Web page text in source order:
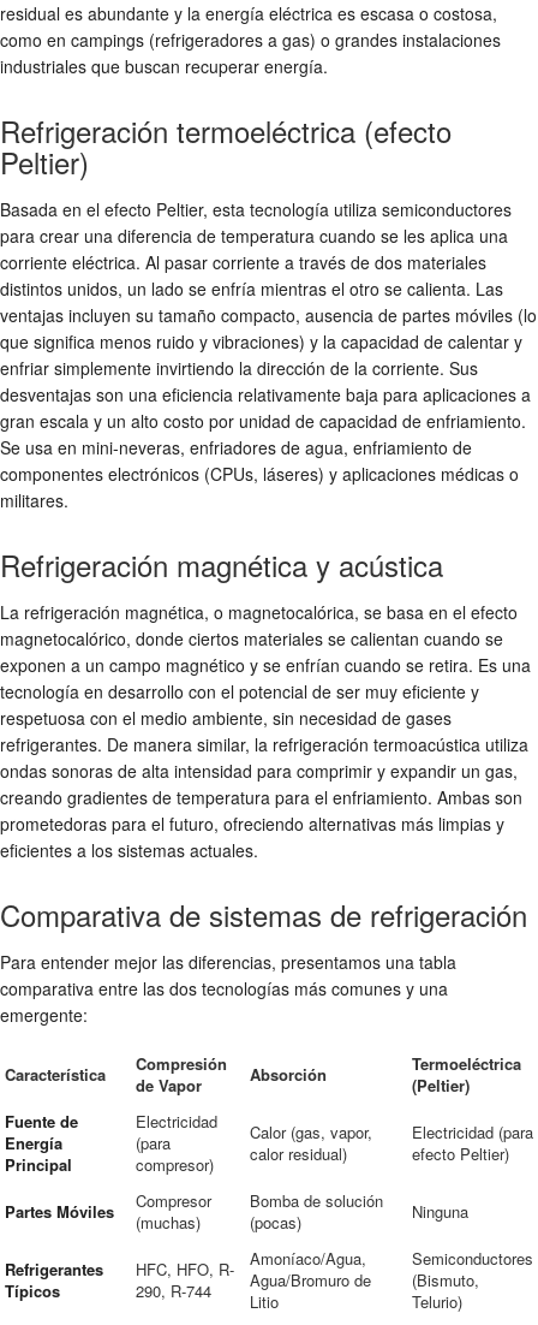
residual es abundante y la energía eléctrica es escasa o costosa,
como en campings (refrigeradores a gas) o grandes instalaciones
industriales que buscan recuperar energía.
Refrigeración termoeléctrica (efecto
Peltier)
Basada en el efecto Peltier, esta tecnología utiliza semiconductores
para crear una diferencia de temperatura cuando se les aplica una
corriente eléctrica. Al pasar corriente a través de dos materiales
distintos unidos, un lado se enfría mientras el otro se calienta. Las
ventajas incluyen su tamaño compacto, ausencia de partes móviles (lo
que significa menos ruido y vibraciones) y la capacidad de calentar y
enfriar simplemente invirtiendo la dirección de la corriente. Sus
desventajas son una eficiencia relativamente baja para aplicaciones a
gran escala y un alto costo por unidad de capacidad de enfriamiento.
Se usa en mini-neveras, enfriadores de agua, enfriamiento de
componentes electrónicos (CPUs, láseres) y aplicaciones médicas o
militares.
Refrigeración magnética y acústica
La refrigeración magnética, o magnetocalórica, se basa en el efecto
magnetocalórico, donde ciertos materiales se calientan cuando se
exponen a un campo magnético y se enfrían cuando se retira. Es una
tecnología en desarrollo con el potencial de ser muy eficiente y
respetuosa con el medio ambiente, sin necesidad de gases
refrigerantes. De manera similar, la refrigeración termoacústica utiliza
ondas sonoras de alta intensidad para comprimir y expandir un gas,
creando gradientes de temperatura para el enfriamiento. Ambas son
prometedoras para el futuro, ofreciendo alternativas más limpias y
eficientes a los sistemas actuales.
Comparativa de sistemas de refrigeración
Para entender mejor las diferencias, presentamos una tabla
comparativa entre las dos tecnologías más comunes y una
emergente:
Característica
Compresión
de Vapor
Absorción
Termoeléctrica
(Peltier)
Fuente de
Energía
Principal
Electricidad
(para
compresor)
Calor (gas, vapor,
calor residual)
Electricidad (para
efecto Peltier)
Partes Móviles
Compresor
(muchas)
Bomba de solución
(pocas)
Ninguna
Refrigerantes
Típicos
HFC, HFO, R-
290, R-744
Amoníaco/Agua,
Agua/Bromuro de
Litio
Semiconductores
(Bismuto,
Telurio)